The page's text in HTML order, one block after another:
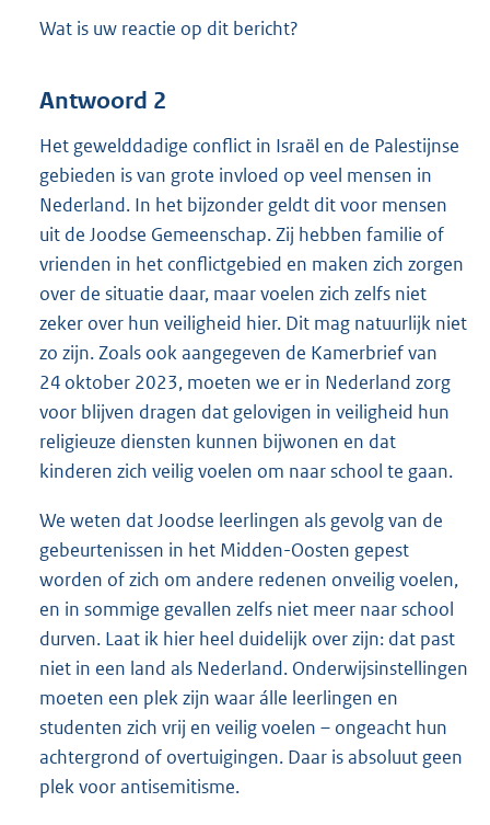
Wat is uw reactie op dit bericht?
Antwoord 2
Het gewelddadige conflict in Israël en de Palestijnse
gebieden is van grote invloed op veel mensen in
Nederland. In het bijzonder geldt dit voor mensen
uit de Joodse Gemeenschap. Zij hebben familie of
vrienden in het conflictgebied en maken zich zorgen
over de situatie daar, maar voelen zich zelfs niet
zeker over hun veiligheid hier. Dit mag natuurlijk niet
zo zijn. Zoals ook aangegeven de Kamerbrief van
24 oktober 2023, moeten we er in Nederland zorg
voor blijven dragen dat gelovigen in veiligheid hun
religieuze diensten kunnen bijwonen en dat
kinderen zich veilig voelen om naar school te gaan.
We weten dat Joodse leerlingen als gevolg van de
gebeurtenissen in het Midden-Oosten gepest
worden of zich om andere redenen onveilig voelen,
en in sommige gevallen zelfs niet meer naar school
durven. Laat ik hier heel duidelijk over zijn: dat past
niet in een land als Nederland. Onderwijsinstellingen
moeten een plek zijn waar álle leerlingen en
studenten zich vrij en veilig voelen – ongeacht hun
achtergrond of overtuigingen. Daar is absoluut geen
plek voor antisemitisme.